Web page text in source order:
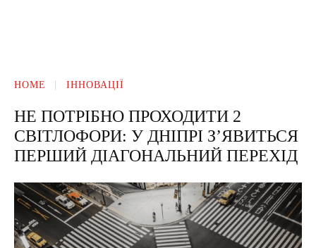
HOME ІННОВАЦІЇ
НЕ ПОТРІБНО ПРОХОДИТИ 2
СВІТЛОФОРИ: У ДНІПРІ З’ЯВИТЬСЯ
ПЕРШИЙ ДІАГОНАЛЬНИЙ ПЕРЕХІД